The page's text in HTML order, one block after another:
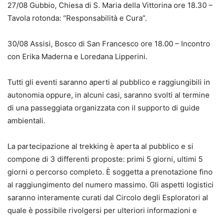
27/08 Gubbio, Chiesa di S. Maria della Vittorina ore 18.30 –
Tavola rotonda: “Responsabilità e Cura”.
30/08 Assisi, Bosco di San Francesco ore 18.00 – Incontro
con Erika Maderna e Loredana Lipperini.
Tutti gli eventi saranno aperti al pubblico e raggiungibili in
autonomia oppure, in alcuni casi, saranno svolti al termine
di una passeggiata organizzata con il supporto di guide
ambientali.
La partecipazione al trekking è aperta al pubblico e si
compone di 3 differenti proposte: primi 5 giorni, ultimi 5
giorni o percorso completo. È soggetta a prenotazione fino
al raggiungimento del numero massimo. Gli aspetti logistici
saranno interamente curati dal Circolo degli Esploratori al
quale è possibile rivolgersi per ulteriori informazioni e